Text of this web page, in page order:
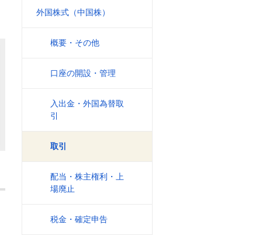
外国株式（中国株）
概要・その他
口座の開設・管理
入出金・外国為替取
引
取引
配当・株主権利・上
場廃止
税金・確定申告